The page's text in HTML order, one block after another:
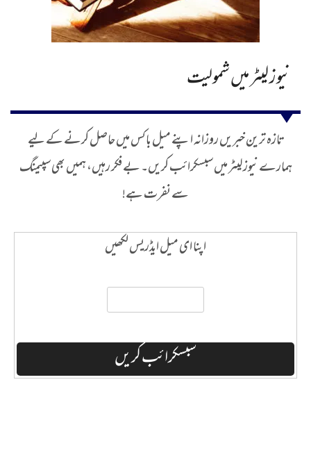
نیوز لیٹر میں شمولیت
تازہ ترین خبریں روزانہ اپنے میل باکس میں حاصل کرنے کے لیے
ہمارے نیوز لیٹر میں سبسکرائب کریں۔ بے فکر رہیں، ہمیں بھی سپیمنگ
سے نفرت ہے!
اپنا ای میل ایڈریس لکھیں